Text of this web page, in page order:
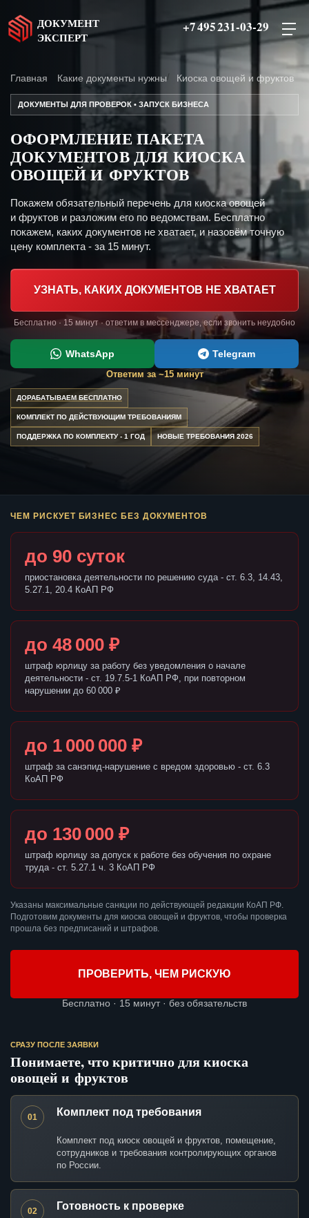
ДОКУМЕНТ
ЭКСПЕРТ
+7 495 231-03-29
Главная Какие документы нужны Киоска овощей и фруктов
ДОКУМЕНТЫ ДЛЯ ПРОВЕРОК • ЗАПУСК БИЗНЕСА
ОФОРМЛЕНИЕ ПАКЕТА
ДОКУМЕНТОВ ДЛЯ КИОСКА
ОВОЩЕЙ И ФРУКТОВ
Покажем обязательный перечень для киоска овощей
и фруктов и разложим его по ведомствам. Бесплатно
покажем, каких документов не хватает, и назовём точную
цену комплекта - за 15 минут.
УЗНАТЬ, КАКИХ ДОКУМЕНТОВ НЕ ХВАТАЕТ
Бесплатно · 15 минут · ответим в мессенджере, если звонить неудобно
WhatsApp Telegram
Ответим за ~15 минут
ДОРАБАТЫВАЕМ БЕСПЛАТНО
КОМПЛЕКТ ПО ДЕЙСТВУЮЩИМ ТРЕБОВАНИЯМ
ПОДДЕРЖКА ПО КОМПЛЕКТУ - 1 ГОД НОВЫЕ ТРЕБОВАНИЯ 2026
ЧЕМ РИСКУЕТ БИЗНЕС БЕЗ ДОКУМЕНТОВ
до 90 суток
приостановка деятельности по решению суда - ст. 6.3, 14.43,
5.27.1, 20.4 КоАП РФ
до 48 000 ₽
штраф юрлицу за работу без уведомления о начале
деятельности - ст. 19.7.5-1 КоАП РФ, при повторном
нарушении до 60 000 ₽
до 1 000 000 ₽
штраф за санэпид-нарушение с вредом здоровью - ст. 6.3
КоАП РФ
до 130 000 ₽
штраф юрлицу за допуск к работе без обучения по охране
труда - ст. 5.27.1 ч. 3 КоАП РФ
Указаны максимальные санкции по действующей редакции КоАП РФ.
Подготовим документы для киоска овощей и фруктов, чтобы проверка
прошла без предписаний и штрафов.
ПРОВЕРИТЬ, ЧЕМ РИСКУЮ
Бесплатно · 15 минут · без обязательств
СРАЗУ ПОСЛЕ ЗАЯВКИ
Понимаете, что критично для киоска
овощей и фруктов
01 Комплект под требования
Комплект под киоск овощей и фруктов, помещение,
сотрудников и требования контролирующих органов
по России.
02 Готовность к проверке